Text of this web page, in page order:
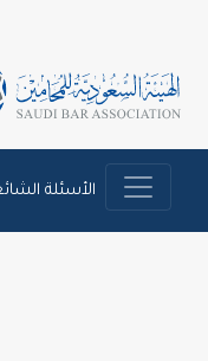
الأسئلة الشائعة